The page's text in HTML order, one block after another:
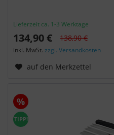
Lieferzeit ca. 1-3 Werktage
134,90 € 138,90 €
inkl. MwSt.zzgl. Versandkosten
auf den Merkzettel
%
TIPP!